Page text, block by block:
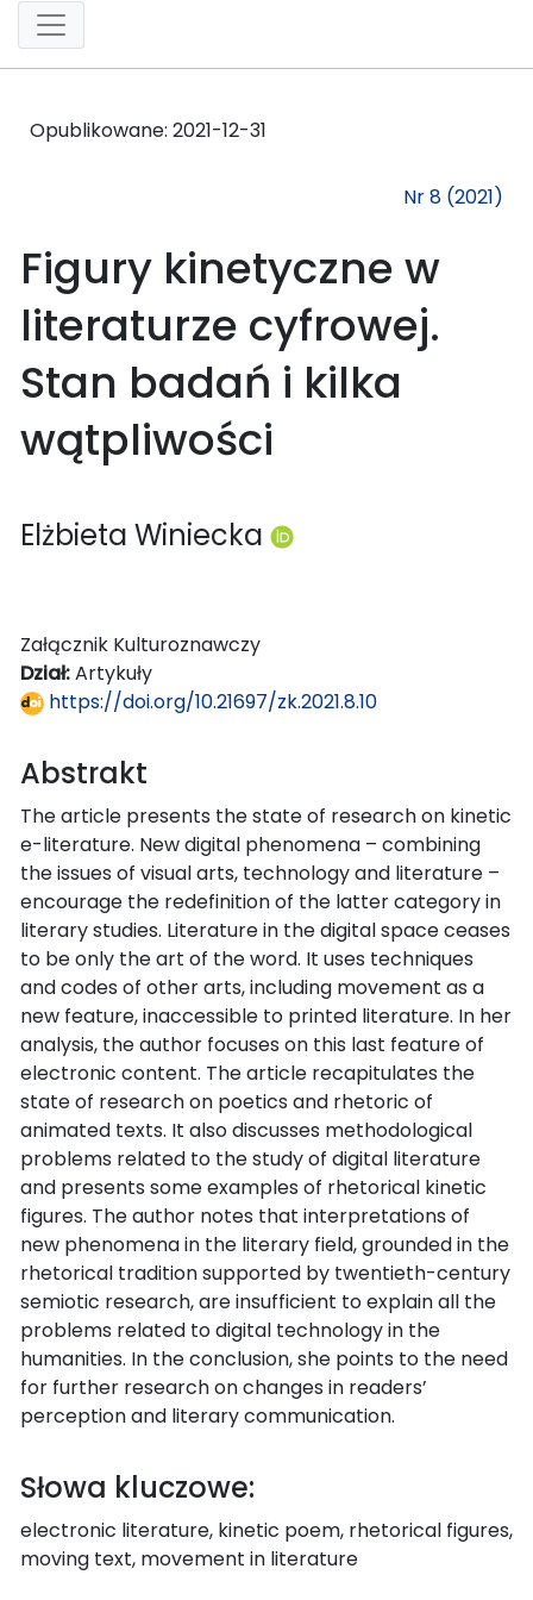
Opublikowane: 2021-12-31
Nr 8 (2021)
Figury kinetyczne w
literaturze cyfrowej.
Stan badań i kilka
wątpliwości
Elżbieta Winiecka
Załącznik Kulturoznawczy
Dział:Artykuły
https://doi.org/10.21697/zk.2021.8.10
Abstrakt
The article presents the state of research on kinetic
e-literature. New digital phenomena – combining
the issues of visual arts, technology and literature –
encourage the redefinition of the latter category in
literary studies. Literature in the digital space ceases
to be only the art of the word. It uses techniques
and codes of other arts, including movement as a
new feature, inaccessible to printed literature. In her
analysis, the author focuses on this last feature of
electronic content. The article recapitulates the
state of research on poetics and rhetoric of
animated texts. It also discusses methodological
problems related to the study of digital literature
and presents some examples of rhetorical kinetic
figures. The author notes that interpretations of
new phenomena in the literary field, grounded in the
rhetorical tradition supported by twentieth-century
semiotic research, are insufficient to explain all the
problems related to digital technology in the
humanities. In the conclusion, she points to the need
for further research on changes in readers’
perception and literary communication.
Słowa kluczowe:
electronic literature, kinetic poem, rhetorical figures,
moving text, movement in literature